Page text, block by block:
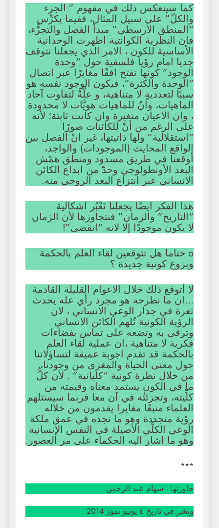
كما سينعكس ذلك في مفهوم ” الجزء
والكلّ” على سبيل المثال، ففيما يكرِّس
“المنطق الأرسطي” مبدأ الفصل والتجزُّء،
فان النظرية الكوانتية اظهرت الوحدانية
الأساسية للكون ، الامر الذي يجعلنا نتوقف
جديا امام رؤيا فلسفية حول “وحدة
الوجود” كونها تفتح افقًا مغايرًا عبر اتصال
“الوحدة والكثرة”، فيكون الوجود نفسه هو
سببًا لتعدديةٍ لا متناهية، و علّةً لتفاوت آحاد
الماهيات، وانّ للماهيات هويَّات لا محدودة
، وان الاعيان متغيرة وان كانت ثابتة؛ لأنه
على الرغم من أنّ للكائنات صورًا
“استقلالية” ولها ذاتيتها، غير انّ الفصل بين
الواقع المحايث (الموجودات) والواجد،
أوقعنا في طريق مسدود ومنطق همّش
البعد الأونطولوجي وحدّ من ابداع الكائن
الانساني عبر انتزاع البعد الروحي منه.
هذا الفكر ايضًا يجعلنا نَعْبُر اشكالية
“التاريخ” والزمان” فنتجاوزها لأن الزمان
لا يكون موجودًا إلا لانه “انقضى”!
o ختاما هل تتوقعين لقاء العلم بالحكمة
وبزوغ كونية جديدة ؟
لا أتوقع ذلك خلال الاعوام القليلة القادمة
…ان ما نطرحه هو مجرد رأي عله يحدث
ثغرة في جدار الوعي الانساني ، لان
الرؤية الكونية تُلهم الكائن الانساني
وترقى به وتضعه على تماس بفضاءات
فكرية لا متناهية ،ان عملية لقاء العلم
بالحكمة قد تقدم اجوبة عميقة لتساؤلاتنا
حول معنى الحياة والمغزى من وجودنا،
من خلال نظرة كونية “كليانية” . لأن كلُّ
ما في الكون يستمد معناه وقيمته من
كلِّيته، وتجزئتُه في آن معا فربما سيستلهم
العلماء منبعًا مغايرا يقدمون من خلاله
رؤية متجددة وهو ما نجده في عمق ملكة
الوعي الكلِّي الأصيلة في النفس الإنسانية
وهو ما اشار اليه الحكماء على مر العصور.
***
حاورتها : سهام عبد الرحمن
ونشر في تاريخ ٤ يونيو تموز 2014